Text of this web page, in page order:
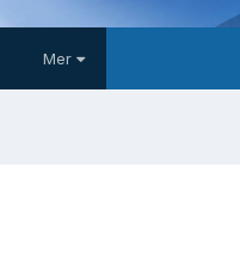
Mer